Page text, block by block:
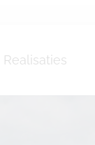
Realisaties